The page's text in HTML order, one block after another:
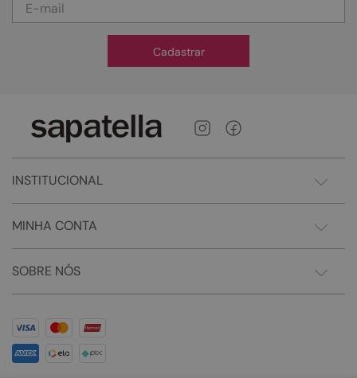
Cadastrar
INSTITUCIONAL
MINHA CONTA
SOBRE NÓS